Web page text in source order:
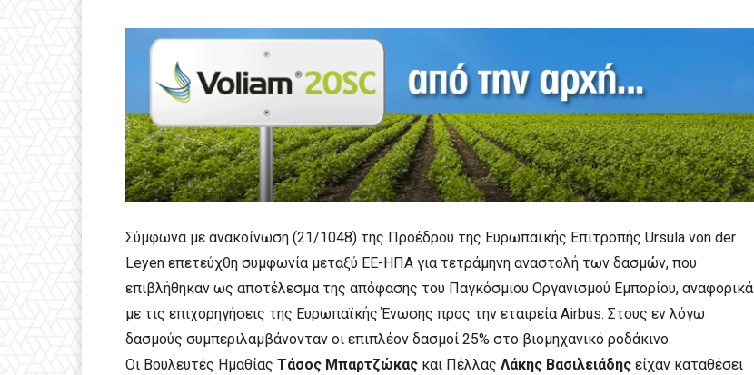
Σύμφωνα με ανακοίνωση (21/1048) της Προέδρου της Ευρωπαϊκής Επιτροπής Ursula von der
Leyen επετεύχθη συμφωνία μεταξύ ΕΕ-ΗΠΑ για τετράμηνη αναστολή των δασμών, που
επιβλήθηκαν ως αποτέλεσμα της απόφασης του Παγκόσμιου Οργανισμού Εμπορίου, αναφορικά
με τις επιχορηγήσεις της Ευρωπαϊκής Ένωσης προς την εταιρεία Airbus. Στους εν λόγω
δασμούς συμπεριλαμβάνονταν οι επιπλέον δασμοί 25% στο βιομηχανικό ροδάκινο.
Οι Βουλευτές Ημαθίας Τάσος Μπαρτζώκας και Πέλλας Λάκης Βασιλειάδης είχαν καταθέσει